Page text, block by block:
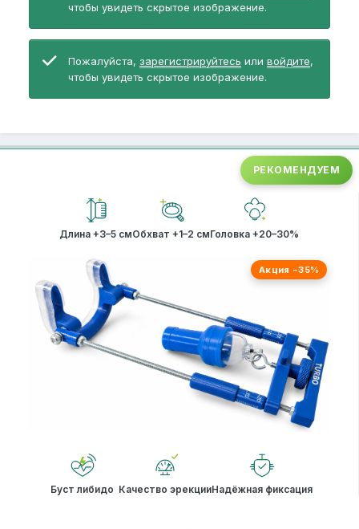
чтобы увидеть скрытое изображение.
Пожалуйста, зарегистрируйтесь или войдите,
чтобы увидеть скрытое изображение.
РЕКОМЕНДУЕМ
Длина +3–5 смОбхват +1–2 смГоловка +20–30%
Акция −35%
Буст либидо Качество эрекцииНадёжная фиксация